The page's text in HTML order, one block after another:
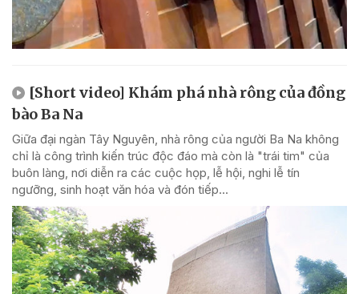
[Short video] Khám phá nhà rông của đồng
bào Ba Na
Giữa đại ngàn Tây Nguyên, nhà rông của người Ba Na không
chỉ là công trình kiến trúc độc đáo mà còn là "trái tim" của
buôn làng, nơi diễn ra các cuộc họp, lễ hội, nghi lễ tín
ngưỡng, sinh hoạt văn hóa và đón tiếp...